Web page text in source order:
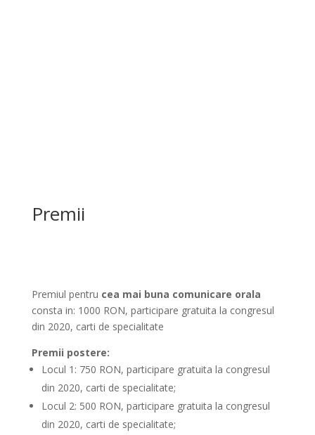
Premii
Premiul pentru cea mai buna comunicare orala
consta in: 1000 RON, participare gratuita la congresul
din 2020, carti de specialitate
Premii postere:
Locul 1: 750 RON, participare gratuita la congresul
din 2020, carti de specialitate;
Locul 2: 500 RON, participare gratuita la congresul
din 2020, carti de specialitate;